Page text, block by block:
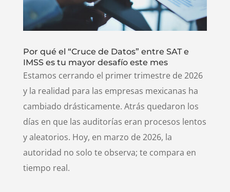
Por qué el “Cruce de Datos” entre SAT e
IMSS es tu mayor desafío este mes
Estamos cerrando el primer trimestre de 2026
y la realidad para las empresas mexicanas ha
cambiado drásticamente. Atrás quedaron los
días en que las auditorías eran procesos lentos
y aleatorios. Hoy, en marzo de 2026, la
autoridad no solo te observa; te compara en
tiempo real.